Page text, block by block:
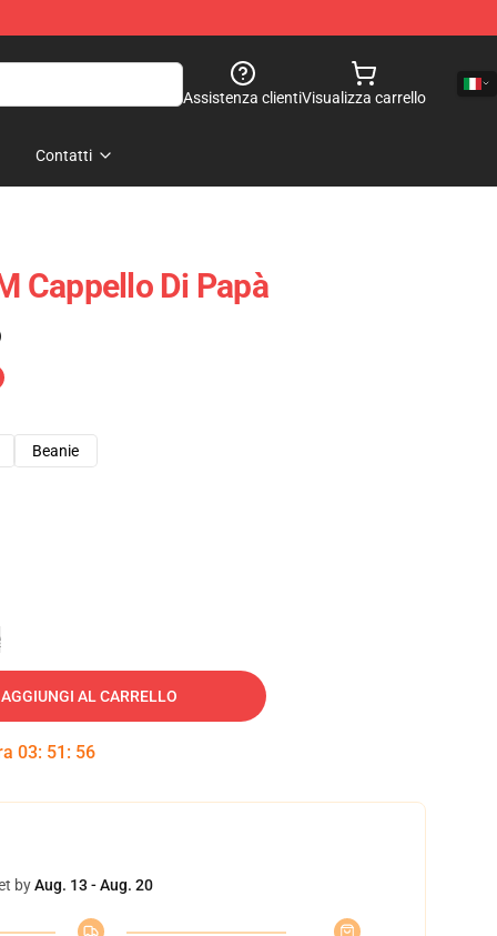
Assistenza clientiVisualizza carrello
Contatti
Cappello Di Papà
Beanie
AGGIUNGI AL CARRELLO
03: 51 : 55
byAug. 13 - Aug. 20